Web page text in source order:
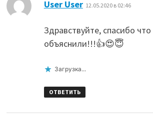
User User 12.05.2020 в 02:46
Здравствуйте, спасибо что
объяснили!!!👍😍😇
Загрузка...
ОТВЕТИТЬ